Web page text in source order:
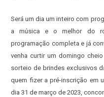
Será um dia um inteiro com
a música e o melhor do
programação completa e já
venha curtir um domingo
sorteio de brindes exclusivos
quem fizer a pré-inscrição em
dia 31 de março de 2023,